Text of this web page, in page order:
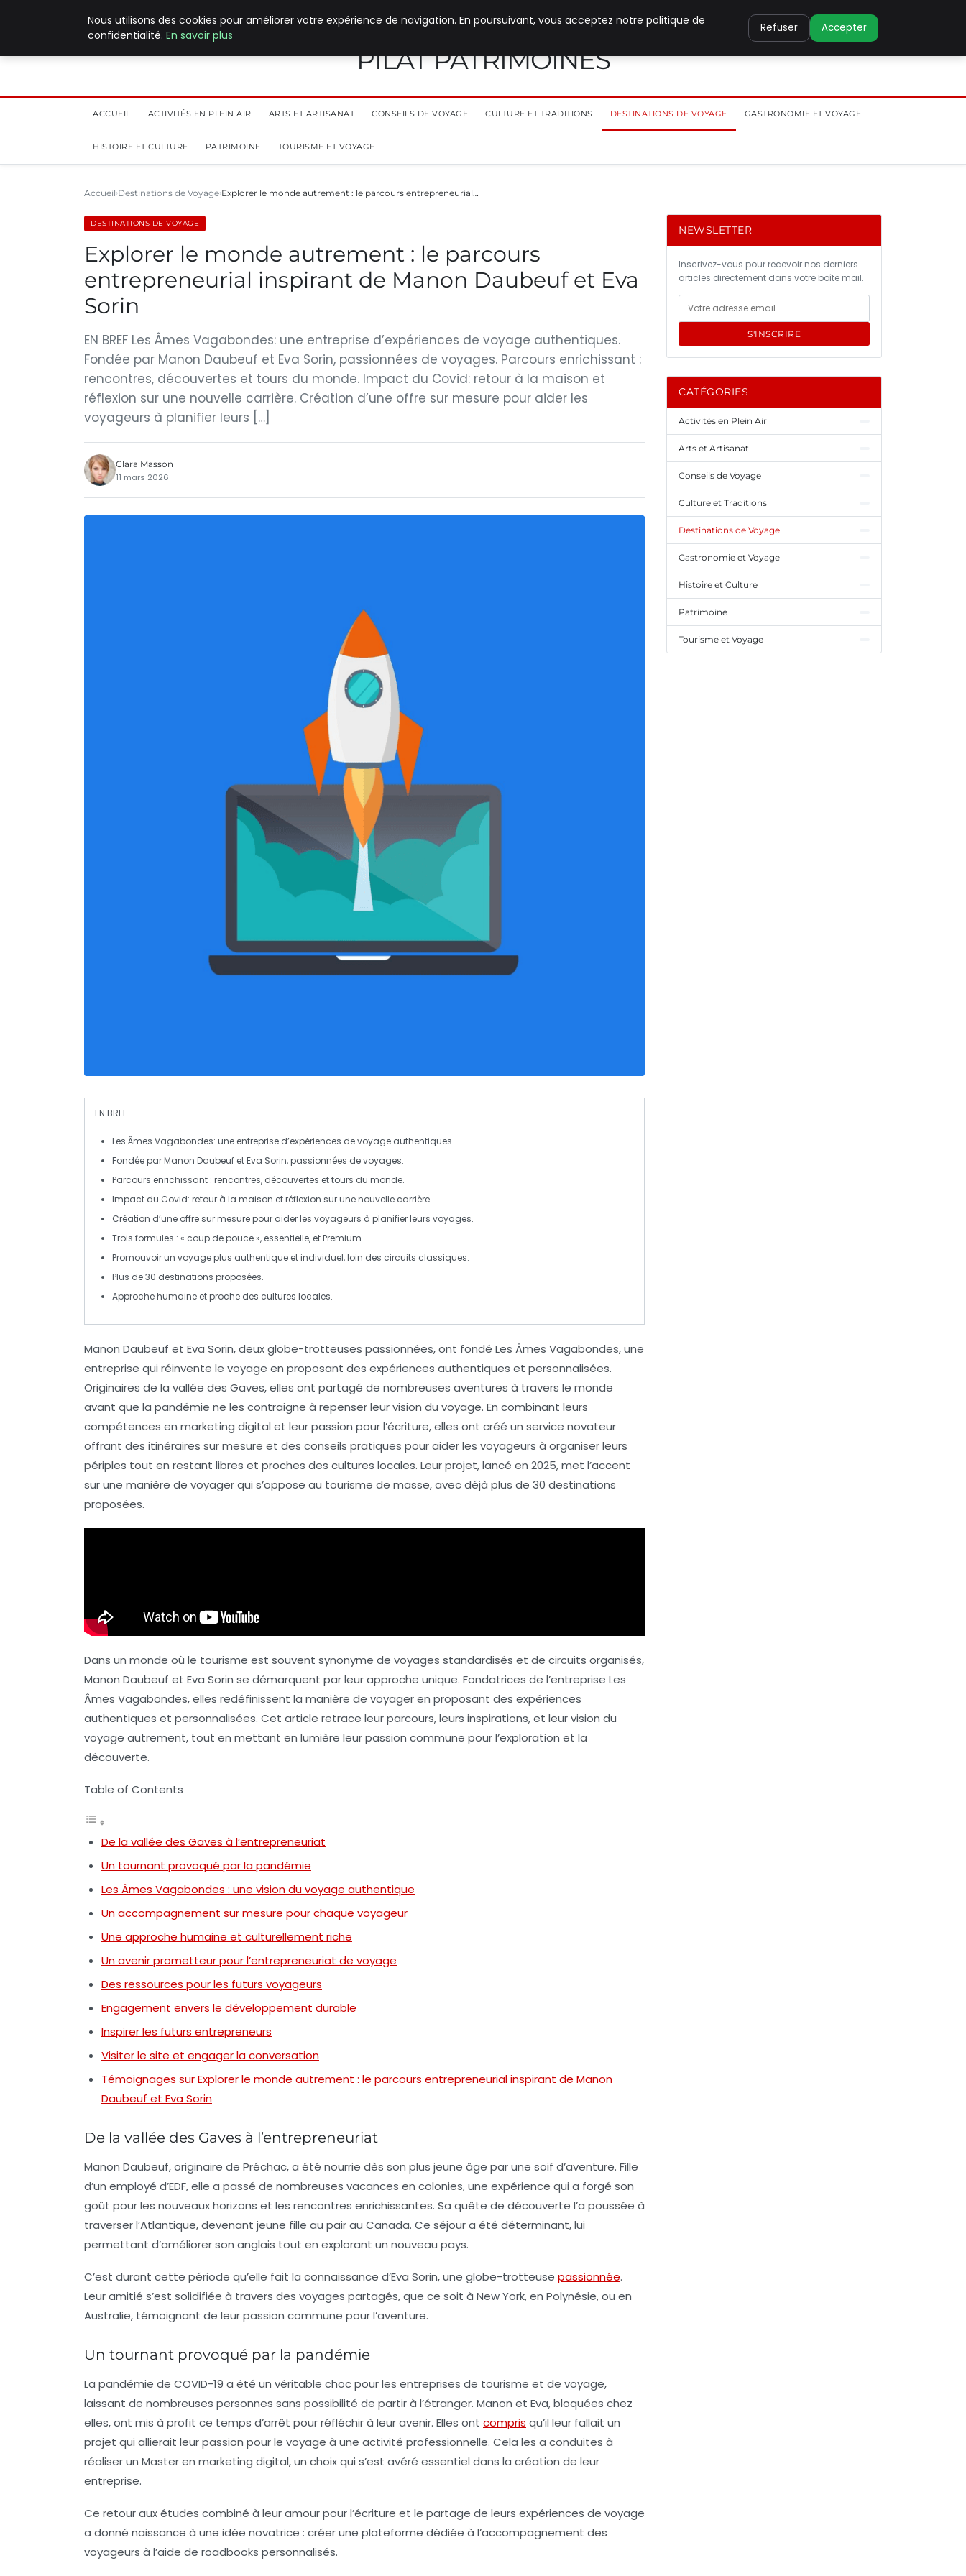
PILAT PATRIMOINES
ACCUEIL ACTIVITÉS EN PLEIN AIR ARTS ET ARTISANAT CONSEILS DE VOYAGE CULTURE ET TRADITIONS DESTINATIONS DE VOYAGE GASTRONOMIE ET VOYAGE
HISTOIRE ET CULTURE PATRIMOINE TOURISME ET VOYAGE
Accueil Destinations de Voyage Explorer le monde autrement : le parcours entrepreneurial…
DESTINATIONS DE VOYAGE
Explorer le monde autrement : le parcours
entrepreneurial inspirant de Manon Daubeuf et Eva
Sorin
EN BREF Les Âmes Vagabondes: une entreprise d’expériences de voyage authentiques.
Fondée par Manon Daubeuf et Eva Sorin, passionnées de voyages. Parcours enrichissant :
rencontres, découvertes et tours du monde. Impact du Covid: retour à la maison et
réflexion sur une nouvelle carrière. Création d’une offre sur mesure pour aider les
voyageurs à planifier leurs […]
Clara Masson
11 mars 2026
EN BREF
Les Âmes Vagabondes: une entreprise d’expériences de voyage authentiques.
Fondée parManon Daubeuf etEva Sorin, passionnées de voyages.
Parcours enrichissant : rencontres, découvertes et tours du monde.
Impact du Covid: retour à la maison et réflexion sur une nouvelle carrière.
Création d’une offre sur mesure pour aider les voyageurs à planifier leurs voyages.
Trois formules : « coup de pouce », essentielle, etPremium.
Promouvoir un voyage plus authentique et individuel, loin des circuits classiques.
Plus de30 destinations proposées.
Approchehumaine et proche des cultures locales.
Manon Daubeuf et Eva Sorin, deux globe-trotteuses passionnées, ont fondé Les Âmes Vagabondes, une
entreprise qui réinvente le voyage en proposant des expériences authentiques et personnalisées.
Originaires de la vallée des Gaves, elles ont partagé de nombreuses aventures à travers le monde
avant que la pandémie ne les contraigne à repenser leur vision du voyage. En combinant leurs
compétences en marketing digital et leur passion pour l’écriture, elles ont créé un service novateur
offrant des itinéraires sur mesure et des conseils pratiques pour aider les voyageurs à organiser leurs
périples tout en restant libres et proches des cultures locales. Leur projet, lancé en 2025, met l’accent
sur une manière de voyager qui s’oppose au tourisme de masse, avec déjà plus de 30 destinations
proposées.
Dans un monde où le tourisme est souvent synonyme de voyages standardisés et de circuits organisés,
Manon Daubeuf et Eva Sorin se démarquent par leur approche unique. Fondatrices de l’entreprise Les
Âmes Vagabondes, elles redéfinissent la manière de voyager en proposant des expériences
authentiques et personnalisées. Cet article retrace leur parcours, leurs inspirations, et leur vision du
voyage autrement, tout en mettant en lumière leur passion commune pour l’exploration et la
découverte.
Table of Contents
De la vallée des Gaves à l’entrepreneuriat
Un tournant provoqué par la pandémie
Les Âmes Vagabondes : une vision du voyage authentique
Un accompagnement sur mesure pour chaque voyageur
Une approche humaine et culturellement riche
Un avenir prometteur pour l’entrepreneuriat de voyage
Des ressources pour les futurs voyageurs
Engagement envers le développement durable
Inspirer les futurs entrepreneurs
Visiter le site et engager la conversation
Témoignages sur Explorer le monde autrement : le parcours entrepreneurial inspirant de Manon
Daubeuf et Eva Sorin
De la vallée des Gaves à l’entrepreneuriat
Manon Daubeuf, originaire de Préchac, a été nourrie dès son plus jeune âge par une soif d’aventure. Fille
d’un employé d’EDF, elle a passé de nombreuses vacances en colonies, une expérience qui a forgé son
goût pour les nouveaux horizons et les rencontres enrichissantes. Sa quête de découverte l’a poussée à
traverser l’Atlantique, devenant jeune fille au pair au Canada. Ce séjour a été déterminant, lui
permettant d’améliorer son anglais tout en explorant un nouveau pays.
C’est durant cette période qu’elle fait la connaissance d’Eva Sorin, une globe-trotteuse passionnée.
Leur amitié s’est solidifiée à travers des voyages partagés, que ce soit à New York, en Polynésie, ou en
Australie, témoignant de leur passion commune pour l’aventure.
Un tournant provoqué par la pandémie
La pandémie de COVID-19 a été un véritable choc pour les entreprises de tourisme et de voyage,
laissant de nombreuses personnes sans possibilité de partir à l’étranger. Manon et Eva, bloquées chez
elles, ont mis à profit ce temps d’arrêt pour réfléchir à leur avenir. Elles ont compris qu’il leur fallait un
projet qui allierait leurpassion pour le voyage à une activité professionnelle. Cela les a conduites à
réaliser un Master en marketing digital, un choix qui s’est avéré essentiel dans la création de leur
entreprise.
Ce retour aux études combiné à leur amour pour l’écriture et le partage de leurs expériences de voyage
a donné naissance à une idée novatrice : créer une plateforme dédiée à l’accompagnement des
voyageurs à l’aide de roadbooks personnalisés.
NEWSLETTER
Inscrivez-vous pour recevoir nos derniers
articles directement dans votre boîte mail.
S'INSCRIRE
CATÉGORIES
Activités en Plein Air
Arts et Artisanat
Conseils de Voyage
Culture et Traditions
Destinations de Voyage
Gastronomie et Voyage
Histoire et Culture
Patrimoine
Tourisme et Voyage
Nous utilisons des cookies pour améliorer votre expérience de navigation. En poursuivant, vous acceptez notre politique de
confidentialité. En savoir plus
Refuser Accepter